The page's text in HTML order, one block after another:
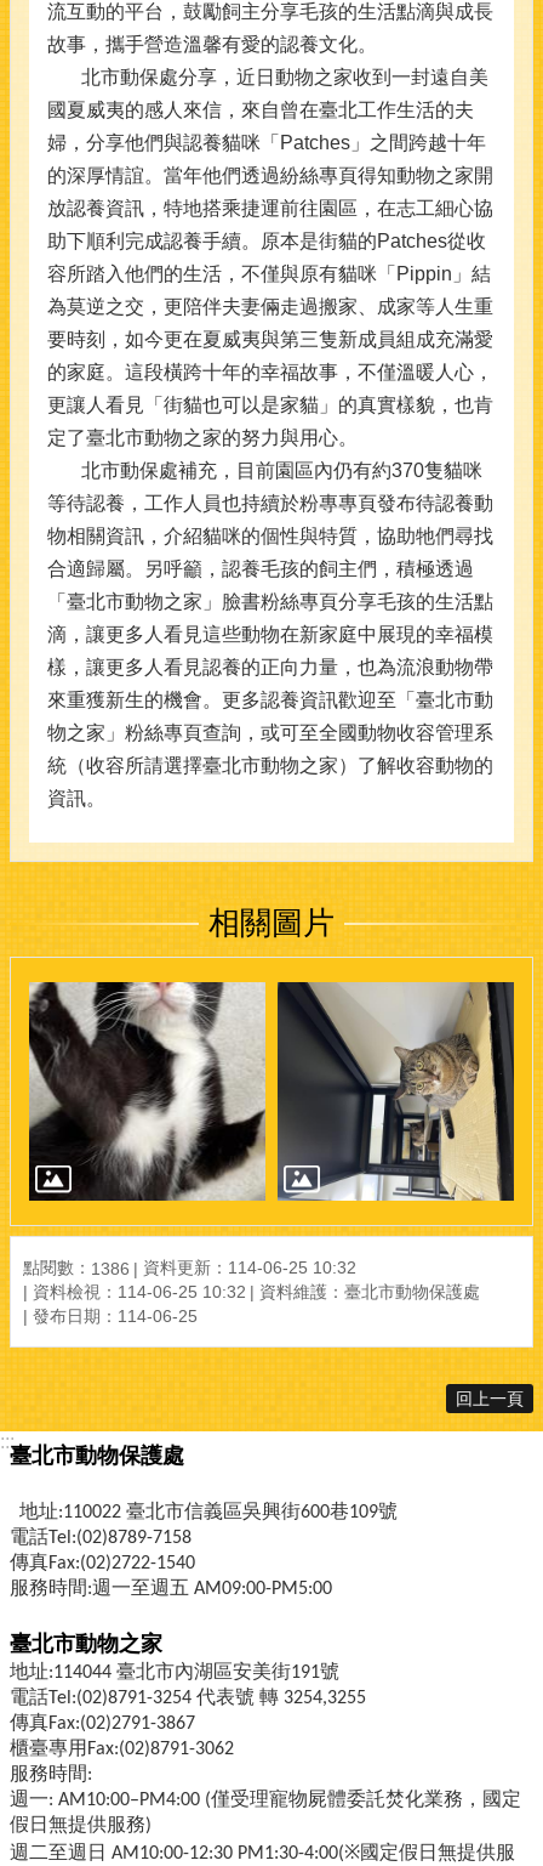
流互動的平台，鼓勵飼主分享毛孩的生活點滴與成長
故事，攜手營造溫馨有愛的認養文化。
北市動保處分享，近日動物之家收到一封遠自美
國夏威夷的感人來信，來自曾在臺北工作生活的夫
婦，分享他們與認養貓咪「Patches」之間跨越十年
的深厚情誼。當年他們透過紛絲專頁得知動物之家開
放認養資訊，特地搭乘捷運前往園區，在志工細心協
助下順利完成認養手續。原本是街貓的Patches從收
容所踏入他們的生活，不僅與原有貓咪「Pippin」結
為莫逆之交，更陪伴夫妻倆走過搬家、成家等人生重
要時刻，如今更在夏威夷與第三隻新成員組成充滿愛
的家庭。這段橫跨十年的幸福故事，不僅溫暖人心，
更讓人看見「街貓也可以是家貓」的真實樣貌，也肯
定了臺北市動物之家的努力與用心。
北市動保處補充，目前園區內仍有約370隻貓咪
等待認養，工作人員也持續於粉專專頁發布待認養動
物相關資訊，介紹貓咪的個性與特質，協助牠們尋找
合適歸屬。另呼籲，認養毛孩的飼主們，積極透過
「臺北市動物之家」臉書粉絲專頁分享毛孩的生活點
滴，讓更多人看見這些動物在新家庭中展現的幸福模
樣，讓更多人看見認養的正向力量，也為流浪動物帶
來重獲新生的機會。更多認養資訊歡迎至「臺北市動
物之家」粉絲專頁查詢，或可至全國動物收容管理系
統（收容所請選擇臺北市動物之家）了解收容動物的
資訊。
相關圖片
點閱數： 1386
資料更新：114-06-25 10:32
資料檢視：114-06-25 10:32
資料維護：臺北市動物保護處
發布日期：114-06-25
回上一頁
:::
臺北市動物保護處
地址:110022 臺北市信義區吳興街600巷109號
電話Tel:(02)8789-7158
傳真Fax:(02)2722-1540
服務時間:週一至週五 AM09:00-PM5:00
臺北市動物之家
地址:114044 臺北市內湖區安美街191號
電話Tel:(02)8791-3254 代表號 轉 3254,3255
傳真Fax:(02)2791-3867
櫃臺專用Fax:(02)8791-3062
服務時間:
週一: AM10:00–PM4:00 (僅受理寵物屍體委託焚化業務，國定
假日無提供服務)
週二至週日 AM10:00-12:30 PM1:30-4:00(※國定假日無提供服